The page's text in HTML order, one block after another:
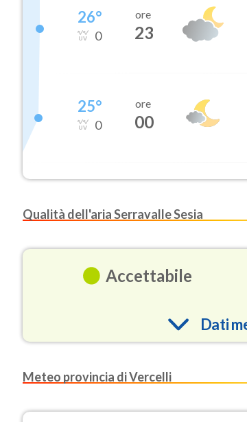
26°
0
ore
23
25°
0
ore
00
Qualità dell'aria Serravalle Sesia
Accettabile
Dati
O3
(Ozono)
Meteo provincia di Vercelli